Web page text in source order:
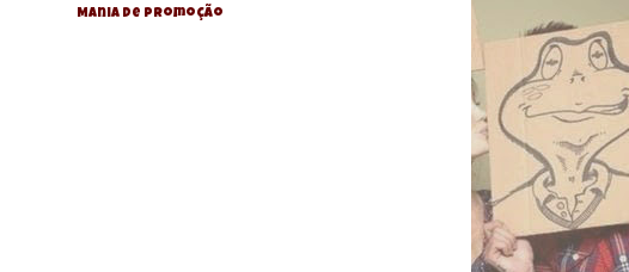
Mania de Promoção